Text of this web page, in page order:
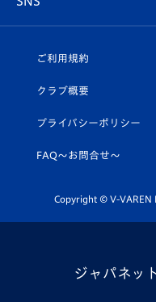
ホームタウン
平和祈念活動
ホームタウン活動
U-18
スクール
ヴィヴィくんインスタ
公式LINE＠
ご利用規約
クラブ概要
プライバシーポリシー
FAQ〜お問合せ〜
Copyright © V-VAREN
ジャパネッ